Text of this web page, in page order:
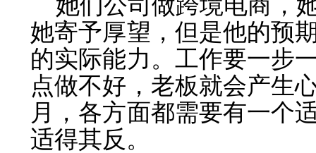
她们公司做跨境电商，
她寄予厚望，但是他的预
的实际能力。工作要一步
点做不好，老板就会产生
月，各方面都需要有一个
适得其反。